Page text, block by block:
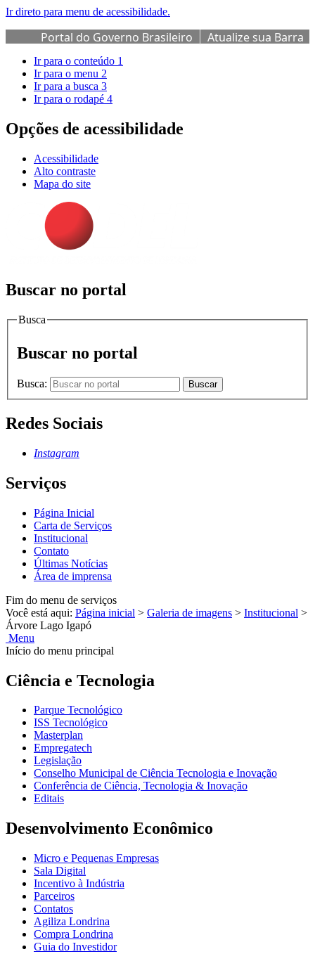
Ir direto para menu de acessibilidade.
Portal do Governo Brasileiro
Atualize sua Barra
de Governo
Ir para o conteúdo 1
Ir para o menu 2
Ir para a busca 3
Ir para o rodapé 4
Opções de acessibilidade
Acessibilidade
Alto contraste
Mapa do site
Buscar no portal
Busca
Buscar no portal
Busca: Buscar
Redes Sociais
Instagram
Serviços
Página Inicial
Carta de Serviços
Institucional
Contato
Últimas Notícias
Área de imprensa
Fim do menu de serviços
Você está aqui: Página inicial > Galeria de imagens > Institucional >
Árvore Lago Igapó
Menu
Início do menu principal
Ciência e Tecnologia
Parque Tecnológico
ISS Tecnológico
Masterplan
Empregatech
Legislação
Conselho Municipal de Ciência Tecnologia e Inovação
Conferência de Ciência, Tecnologia & Inovação
Editais
Desenvolvimento Econômico
Micro e Pequenas Empresas
Sala Digital
Incentivo à Indústria
Parceiros
Contatos
Agiliza Londrina
Compra Londrina
Guia do Investidor